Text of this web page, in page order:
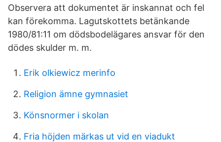
Observera att dokumentet är inskannat och fel
kan förekomma. Lagutskottets betänkande
1980/81:11 om dödsbodelägares ansvar för den
dödes skulder m. m.
Erik olkiewicz merinfo
Religion ämne gymnasiet
Könsnormer i skolan
Fria höjden märkas ut vid en viadukt